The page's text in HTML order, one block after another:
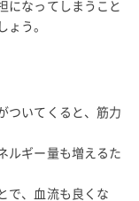
になってしまうこと
う。
ついてくると、筋力
ルギー量も増えるた
で、血流も良くな